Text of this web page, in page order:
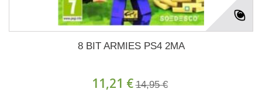
8 BIT ARMIES PS4 2MA
11,21 € 14,95 €